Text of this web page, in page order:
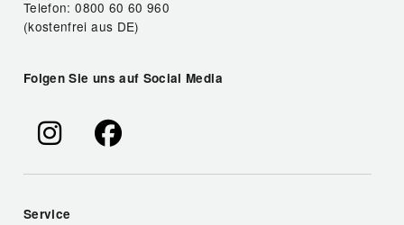
Telefon: 0800 60 60 960
(kostenfrei aus DE)
Folgen Sie uns auf Social Media
Service